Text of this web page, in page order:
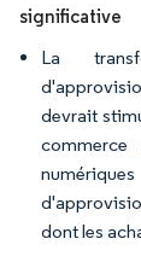
significative
La
devrait
dont les